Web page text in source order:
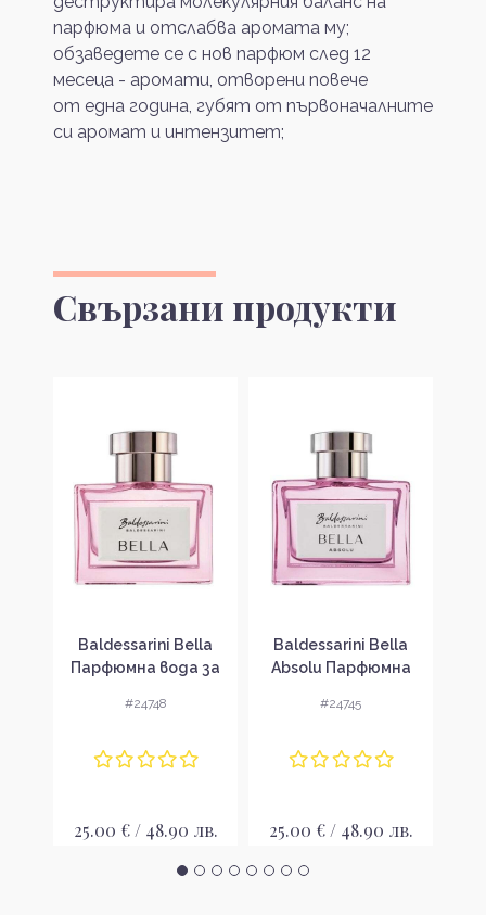
парфюма и отслабва аромата му;
обзаведете се с нов парфюм след 12
месеца - аромати, отворени повече
от една година, губят от първоначалните
си аромат и интензитет;
Свързани продукти
Baldessarini Bella
Парфюмна вода за
EDP
#24748
25.00 € / 48.90 лв.
Baldessarini Bella
Absolu Парфюмна
опаковка EDP
#24745
25.00 € / 48.90 лв.